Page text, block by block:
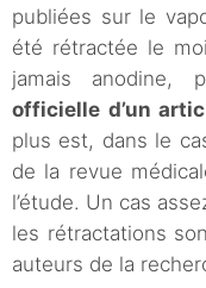
publiées sur le
été rétractée le
jamais anodine,
officielle d’un
plus est, dans le
de la revue
l’étude. Un cas
les rétractations
auteurs de la